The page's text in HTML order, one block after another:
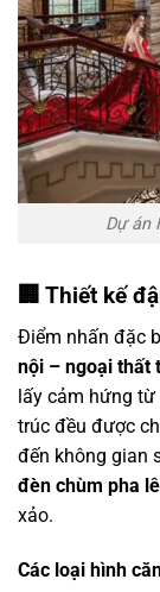
Dự án
🏢 Thiết kế
Điểm nhấn đặc
nội – ngoại thất
lấy cảm hứng từ
trúc đều được
đến không gian
đèn chùm pha lê
xảo.
Các loại hình